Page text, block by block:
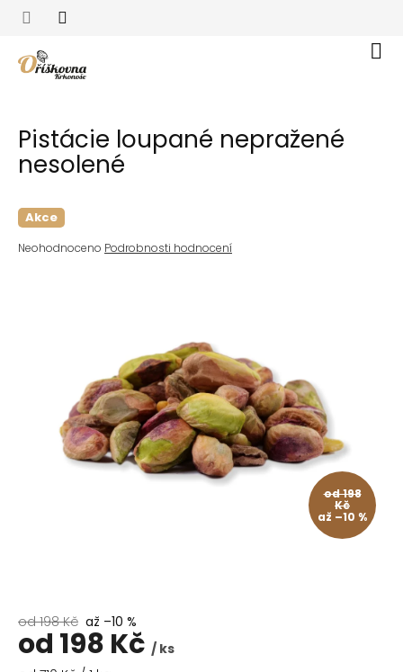
Přejít
Pistácie loupané nepražené
nesolené
Akce
Průměrné
Neohodnoceno Podrobnosti hodnocení
od 198
Kč
až –10 %
od 198 Kč až –10 %
od 198 Kč / ks